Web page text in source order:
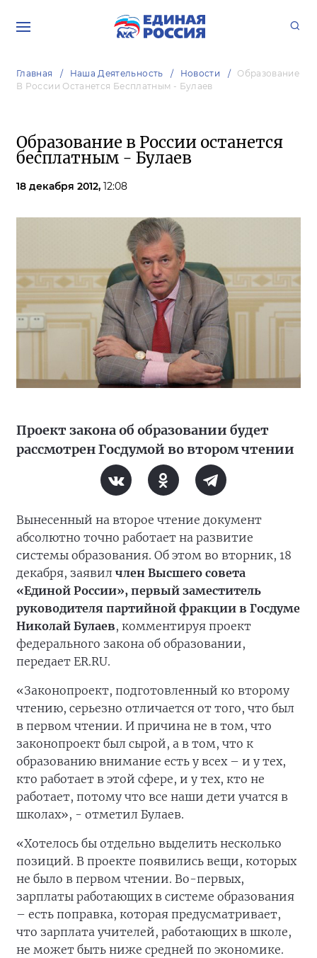
Главная Наша Деятельность Новости
Образование
В России Останется Бесплатным - Булаев
Образование в России останется
бесплатным - Булаев
18 декабря 2012, 12:08
Проект закона об образовании будет
рассмотрен Госдумой во втором чтении
Вынесенный на второе чтение документ
абсолютно точно работает на развитие
системы образования. Об этом во вторник, 18
декабря, заявил член Высшего совета
«Единой России», первый заместитель
руководителя партийной фракции в Госдуме
Николай Булаев, комментируя проект
федерального закона об образовании,
передает ER.RU.
«Законопроект, подготовленный ко второму
чтению, серьезно отличается от того, что был
в первом чтении. И причина не в том, что
законопроект был сырой, а в том, что к
образованию внимание есть у всех – и у тех,
кто работает в этой сфере, и у тех, кто не
работает, потому что все наши дети учатся в
школах», - отметил Булаев.
«Хотелось бы отдельно выделить несколько
позиций. В проекте появились вещи, которых
не было в первом чтении. Во-первых,
зарплаты работающих в системе образования
– есть поправка, которая предусматривает,
что зарплата учителей, работающих в школе,
не может быть ниже средней по экономике.